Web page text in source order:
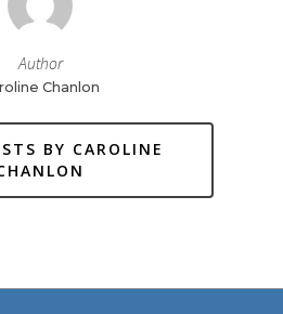
Author
Chanlon
BY CAROLINE